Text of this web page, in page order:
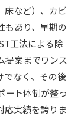
床など）、カビ
もあり、早期の
工法による除
提案までワンス
でなく、その後
ート体制が整っ
応実績を誇りま